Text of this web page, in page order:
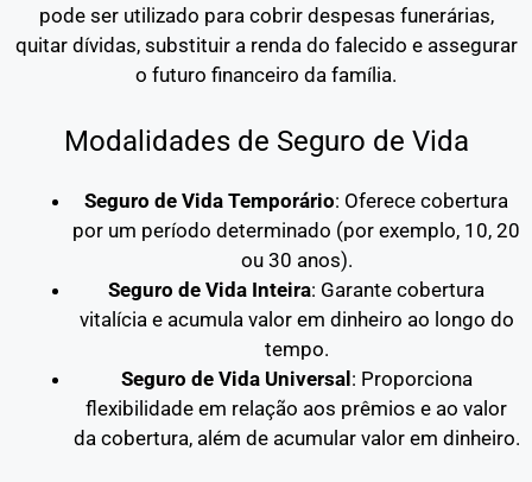
pode ser utilizado para cobrir despesas funerárias,
quitar dívidas, substituir a renda do falecido e assegurar
o futuro financeiro da família.
Modalidades de Seguro de Vida
Seguro de Vida Temporário: Oferece cobertura
por um período determinado (por exemplo, 10, 20
ou 30 anos).
Seguro de Vida Inteira: Garante cobertura
vitalícia e acumula valor em dinheiro ao longo do
tempo.
Seguro de Vida Universal : Proporciona
flexibilidade em relação aos prêmios e ao valor
da cobertura, além de acumular valor em dinheiro.